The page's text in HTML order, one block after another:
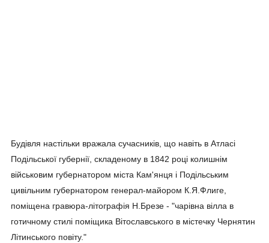
Будівля настільки вражала сучасників, що навіть в Атласі
Подільської губернії, складеному в 1842 році колишнім
військовим губернатором міста Кам'янця і Подільським
цивільним губернатором генерал-майором К.Я.Флиге,
поміщена гравюра-літографія Н.Брезе - "чарівна вілла в
готичному стилі поміщика Вітославського в містечку Чернятин
Літинського повіту."